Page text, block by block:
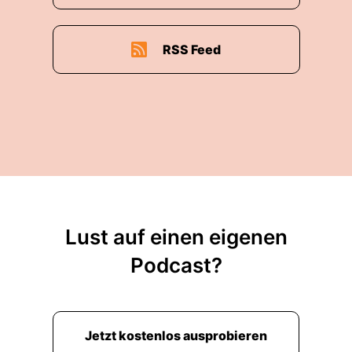
elf oder dreißig Video-Sitzung mit stundenlang
und dann noch Training danach.
00:01:52: und das ist auch kann ich dir hier
eine Regelung zu bekommen.
00:02:09: Jeder muss auch auf die Regeneration
achten, gut zu essen und schlafen um fürs
00:02:14: Also die Fans bekommen das natürlich
RSS Feed
Lust auf einen eigenen
Podcast?
Jetzt kostenlos ausprobieren